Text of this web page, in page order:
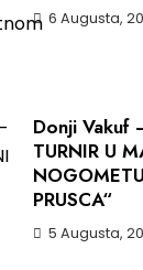
6 Augusta,
Donji Vakuf
TURNIR U
PRUSCA“
5 Augusta,